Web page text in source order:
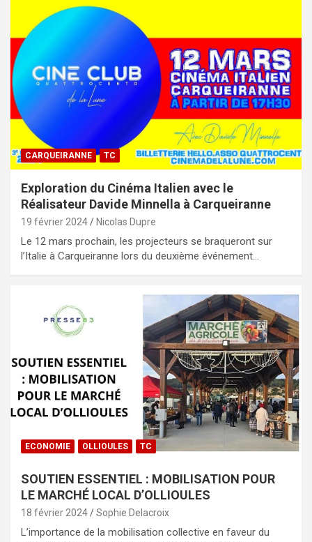
CARQUEIRANNE TC
Exploration du Cinéma Italien avec le
Réalisateur Davide Minnella à Carqueiranne
19 février 2024 Nicolas Dupre
Le 12 mars prochain, les projecteurs se braqueront sur
l’Italie à Carqueiranne lors du deuxième événement…
ECONOMIE OLLIOULES TC
SOUTIEN ESSENTIEL : MOBILISATION POUR
LE MARCHÉ LOCAL D’OLLIOULES
18 février 2024 Sophie Delacroix
L’importance de la mobilisation collective en faveur du